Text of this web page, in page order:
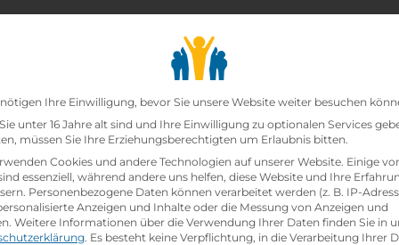
Lehrbetriebesearch
Schwerpunkt Lebensmittel in Fußach,
Datenschutz-
Ihre Einwilligung, bevor Sie unsere Website weiter besuchen
unter 16 Jahre alt sind und Ihre Einwilligung zu optionalen Services
müssen Sie Ihre Erziehungsberechtigten um Erlaubnis bitten.
Cookies und andere Technologien auf unserer Website. Einige
essenziell, während andere uns helfen, diese Website und Ihre
Personenbezogene Daten können verarbeitet werden (z. B. IP-
Anzeigen und Inhalte oder die Messung von Anzeigen und
Weitere Informationen über die Verwendung Ihrer Daten finden Sie in
. Es besteht keine Verpflichtung, in die Verarbeitung Ihrer